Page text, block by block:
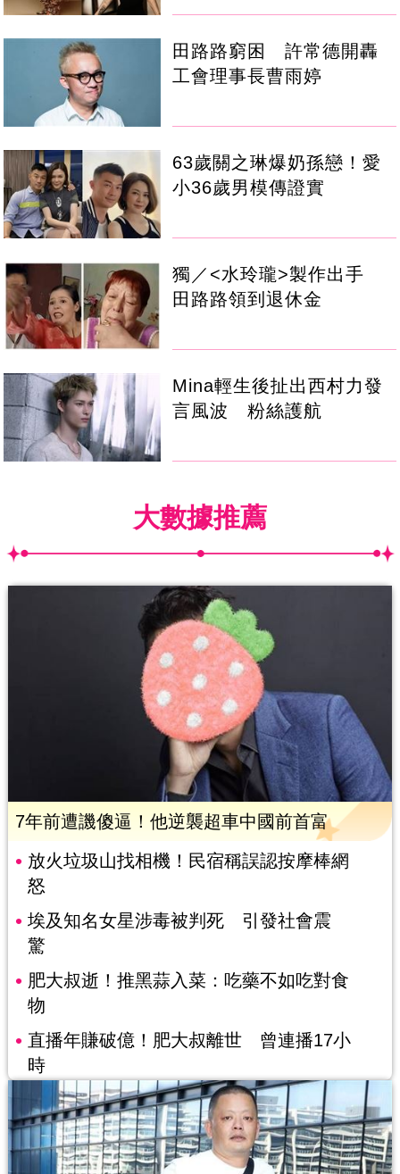
田路路窮困 許常德開轟
工會理事長曹雨婷
63歲關之琳爆奶孫戀！愛
小36歲男模傳證實
獨／<水玲瓏>製作出手
田路路領到退休金
Mina輕生後扯出西村力發
言風波 粉絲護航
大數據推薦
7年前遭譏傻逼！他逆襲超車中國前首富
放火垃圾山找相機！民宿稱誤認按摩棒網
怒
埃及知名女星涉毒被判死 引發社會震
驚
肥大叔逝！推黑蒜入菜：吃藥不如吃對食
物
直播年賺破億！肥大叔離世 曾連播17小
時